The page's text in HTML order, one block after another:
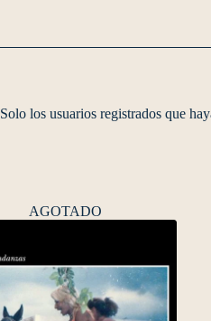
Solo los usuarios registrados que
AGOTADO